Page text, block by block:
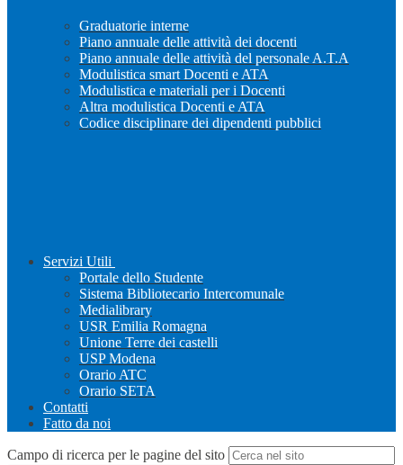
Graduatorie interne
Piano annuale delle attività dei docenti
Piano annuale delle attività del personale A.T.A
Modulistica smart Docenti e ATA
Modulistica e materiali per i Docenti
Altra modulistica Docenti e ATA
Codice disciplinare dei dipendenti pubblici
Servizi Utili
Portale dello Studente
Sistema Bibliotecario Intercomunale
Medialibrary
USR Emilia Romagna
Unione Terre dei castelli
USP Modena
Orario ATC
Orario SETA
Contatti
Fatto da noi
Campo di ricerca per le pagine del sito